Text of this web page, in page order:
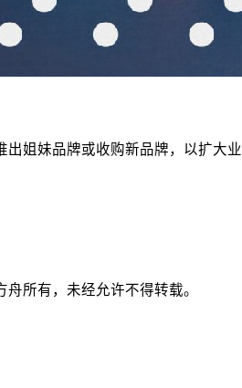
出姐妹品牌或收购新品牌，以扩大业
所有，未经允许不得转载。